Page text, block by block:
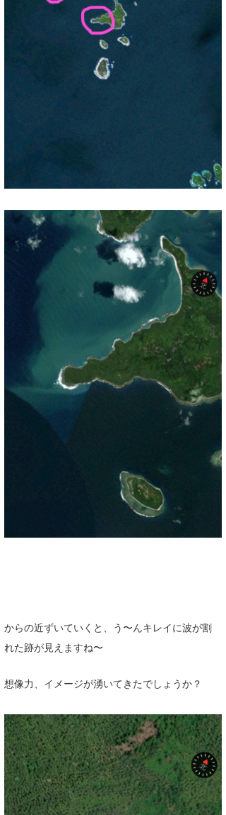
からの近ずいていくと、う〜んキレイに波が割
れた跡が見えますね〜
想像力、イメージが湧いてきたでしょうか？